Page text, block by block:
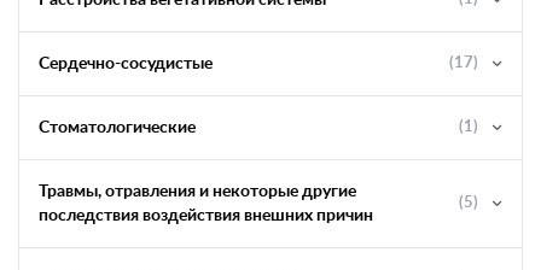
Сердечно-сосудистые (17)
Стоматологические (1)
Травмы, отравления и некоторые другие
последствия воздействия внешних причин
(5)